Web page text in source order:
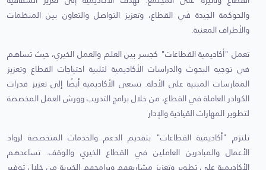
والحوكمة الجيدة في القطاع، وتعزيز التواصل والتعاون بين المنظمات
والأطراف المعنية.
تعمل "أكاديمية القطاعات" كجسر بين العلم والعمل الخيري، حيث تساهم
في توجيه البحوث والدراسات الأكاديمية لتلبية احتياجات القطاع وتعزيز
الممارسات المبنية على الأدلة. تسعى الأكاديمية أيضًا إلى تعزيز قدرات
الكوادر العاملة في القطاع، من خلال برامج التدريب وورش العمل المخصصة
لتطوير المهارات القيادية والإدار
تلتزم "أكاديمية القطاعات" بتقديم الدعم والخدمات المتخصصة لرواد
الأعمال والمبادرين العاملين في القطاع الخيري والوقف. تساعدهم